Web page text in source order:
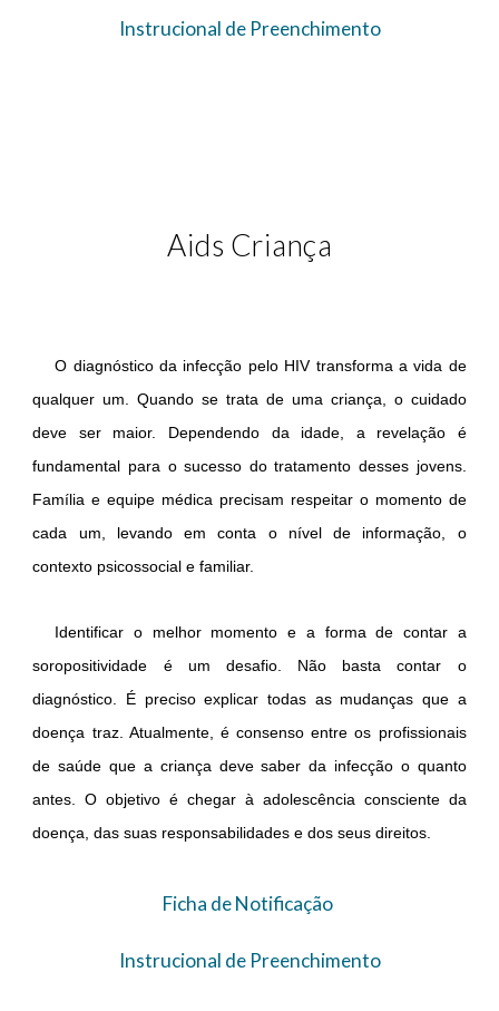
Instrucional de Preenchimento
Aids Criança
O diagnóstico da infecção pelo HIV transforma a vida de
qualquer um. Quando se trata de uma criança, o cuidado
deve ser maior. Dependendo da idade, a revelação é
fundamental para o sucesso do tratamento desses jovens.
Família e equipe médica precisam respeitar o momento de
cada um, levando em conta o nível de informação, o
contexto psicossocial e familiar.
Identificar o melhor momento e a forma de contar a
soropositividade é um desafio. Não basta contar o
diagnóstico. É preciso explicar todas as mudanças que a
doença traz. Atualmente, é consenso entre os profissionais
de saúde que a criança deve saber da infecção o quanto
antes. O objetivo é chegar à adolescência consciente da
doença, das suas responsabilidades e dos seus direitos.
Ficha de Notificação
Instrucional de Preenchimento